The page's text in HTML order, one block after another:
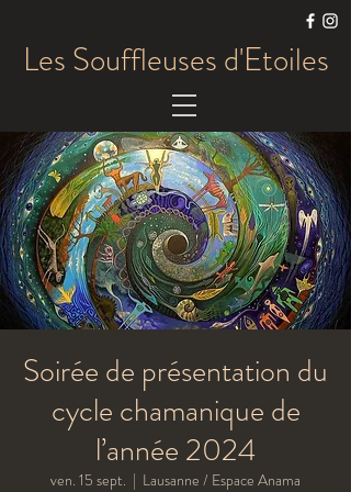
Les Souffleuses d'Etoiles
Soirée de présentation du
cycle chamanique de
l’année 2024
ven. 15 sept.
  |
Lausanne / Espace Anama